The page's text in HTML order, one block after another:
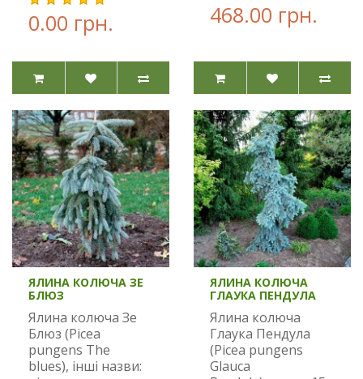
0.00 грн. 468.00 грн.
ЯЛИНА КОЛЮЧА ЗЕ
БЛЮЗ
Ялина колюча Зе
Блюз (Picea
pungens The
blues), інші назви:
ЯЛИНА КОЛЮЧА
ГЛАУКА ПЕНДУЛА
Ялина колюча
Глаука Пендула
(Picea pungens
Glauca